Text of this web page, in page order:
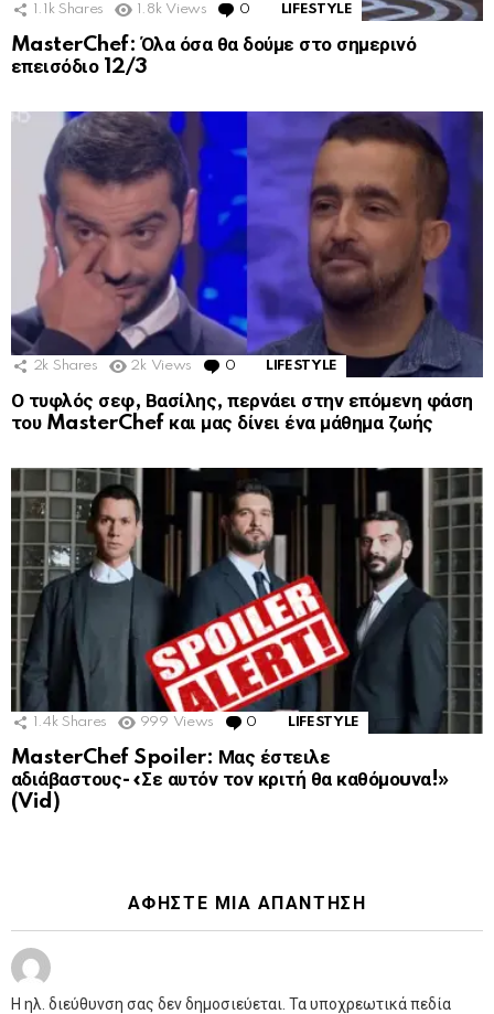
1.1k Shares 1.8k Views 0 Comments
LIFESTYLE
MasterChef: Όλα όσα θα δούμε στο σημερινό
επεισόδιο 12/3
2k Shares 2k Views 0 Comments
LIFESTYLE
Ο τυφλός σεφ, Βασίλης, περνάει στην επόμενη φάση
του MasterChef και μας δίνει ένα μάθημα ζωής
1.4k Shares 999 Views 0 Comments
LIFESTYLE
MasterChef Spoiler: Μας έστειλε
αδιάβαστους-«Σε αυτόν τον κριτή θα καθόμοuνα!»
(Vid)
ΑΦΉΣΤΕ ΜΙΑ ΑΠΆΝΤΗΣΗ
Η ηλ. διεύθυνση σας δεν δημοσιεύεται. Τα υποχρεωτικά πεδία